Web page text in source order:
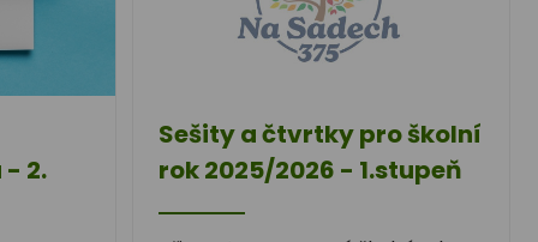
2.
Sešity a čtvrtky pro školní
rok 2025/2026 - 1.stupeň